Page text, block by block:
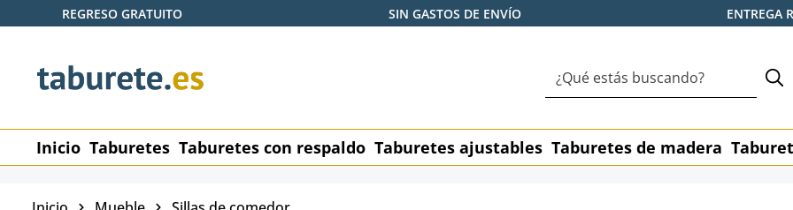
al contenido principal
Saltar a la búsqueda
Saltar a la navegación principal
REGRESO GRATUITO SIN GASTOS DE ENVÍO ENTREGA
Inicio Taburetes Taburetes con respaldo Taburetes ajustables Taburetes de madera